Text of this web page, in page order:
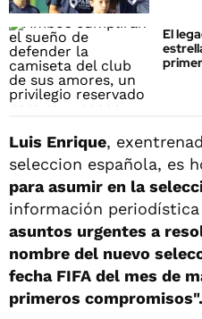
El
Luis Enrique,
seleccion española, es
para asumir en la
información
asuntos urgentes a
nombre del nuevo
fecha FIFA del mes de
primeros compromisos".